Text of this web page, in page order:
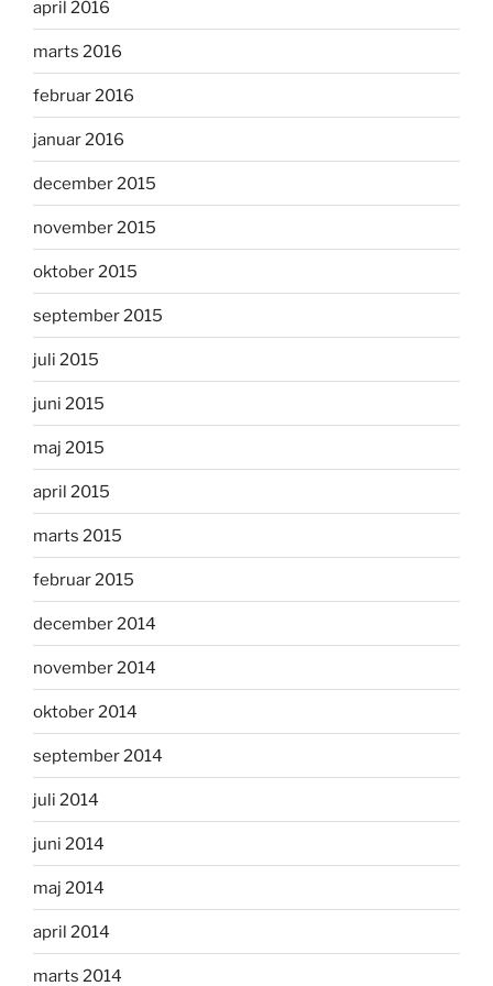
april 2016
marts 2016
februar 2016
januar 2016
december 2015
november 2015
oktober 2015
september 2015
juli 2015
juni 2015
maj 2015
april 2015
marts 2015
februar 2015
december 2014
november 2014
oktober 2014
september 2014
juli 2014
juni 2014
maj 2014
april 2014
marts 2014